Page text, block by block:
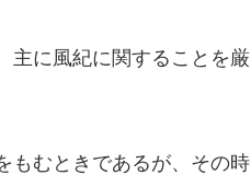
主に 風紀に関することを厳
もむときであるが、その時